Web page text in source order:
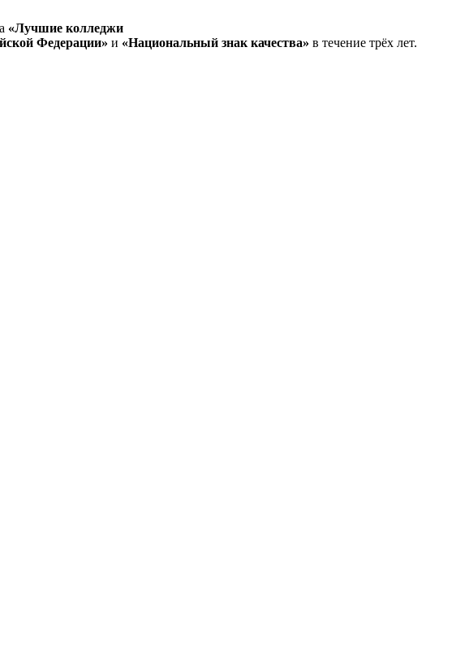
«Лучшие колледжи
Федерации» и «Национальный знак качества» в течение трёх лет.